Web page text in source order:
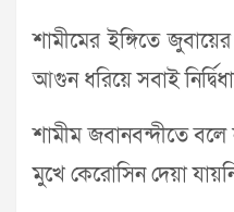
শামীমের ইঙ্গিতে
আগুন ধরিয়ে সবাই
শামীম জবানবন্দীতে
মুখে কেরোসিন দেয়া